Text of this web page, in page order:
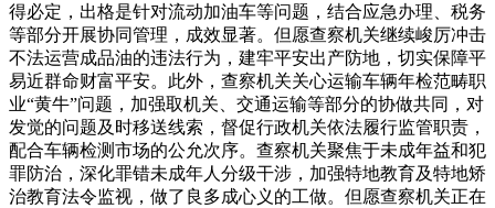
得必定，出格是针对流动加油车等问题，结合应急办理、税务
等部分开展协同管理，成效显著。但愿查察机关继续峻厉冲击
不法运营成品油的违法行为，建牢平安出产防地，切实保障平
易近群命财富平安。此外，查察机关关心运输车辆年检范畴职
业“黄牛”问题，加强取机关、交通运输等部分的协做共同，对
发觉的问题及时移送线索，督促行政机关依法履行监管职责，
配合车辆检测市场的公允次序。查察机关聚焦于未成年益和犯
罪防治，深化罪错未成年人分级干涉，加强特地教育及特地矫
治教育法令监视，做了良多成心义的工做。但愿查察机关正在